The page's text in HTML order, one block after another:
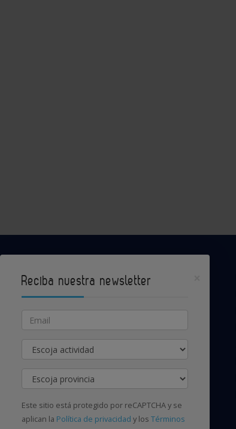
Contacte con nosotros
Reciba nuestra newsletter
Email
Actividad
Provincia
Este sitio está protegido por reCAPTCHA y se
aplican la Política de privacidad y los Términos